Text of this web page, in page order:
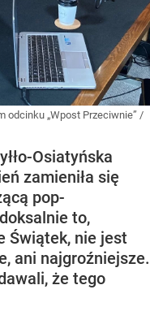
odcinku „Wpost Przeciwnie” /
Osiatyńska
zamieniła się
pop-
to,
Świątek, nie jest
ani najgroźniejsze.
że tego